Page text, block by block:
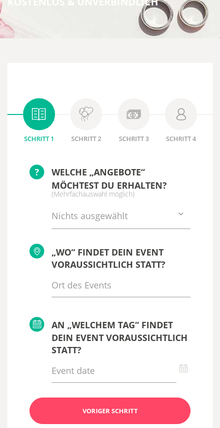
SCHRITT 1 SCHRITT 2 SCHRITT 3 SCHRITT 4
?
WELCHE „ANGEBOTE“
MÖCHTEST DU ERHALTEN?
(Mehrfachauswahl möglich)
Nichts ausgewählt
„WO“ FINDET DEIN EVENT
VORAUSSICHTLICH STATT?
AN „WELCHEM TAG“ FINDET
DEIN EVENT VORAUSSICHTLICH
STATT?
VORIGER SCHRITT